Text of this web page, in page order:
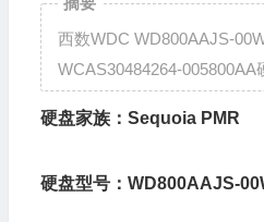
西数WDC WD800AAJS-
WCAS30484264-005800AA
硬盘家族：Sequoia PMR
硬盘型号：WD800AAJS-